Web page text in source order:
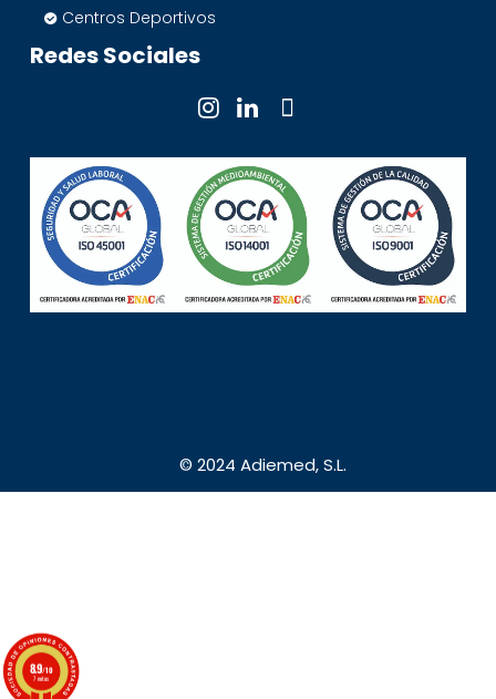
Centros Deportivos
Redes Sociales
© 2024 Adiemed, S.L.
8.9/10
7 notas